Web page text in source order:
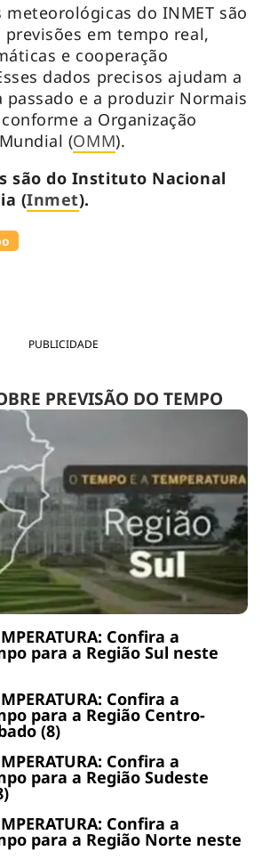
PUBLICIDADE
PREVISÃO DO TEMPO
Confira a
para a Região Sul neste
Confira a
para a Região Centro-
(8)
Confira a
para a Região Sudeste
Confira a
para a Região Norte neste
meteorológicas do INMET são
previsões em tempo real,
e cooperação
dados precisos ajudam a
e a produzir Normais
a Organização
(OMM).
são do Instituto Nacional
(Inmet).